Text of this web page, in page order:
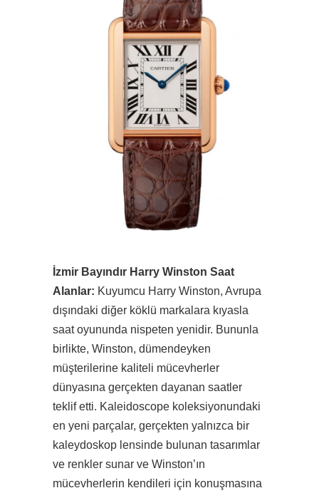
İzmir Bayındır Harry Winston Saat
Alanlar: Kuyumcu Harry Winston, Avrupa
dışındaki diğer köklü markalara kıyasla
saat oyununda nispeten yenidir. Bununla
birlikte, Winston, dümendeyken
müşterilerine kaliteli mücevherler
dünyasına gerçekten dayanan saatler
teklif etti. Kaleidoscope koleksiyonundaki
en yeni parçalar, gerçekten yalnızca bir
kaleydoskop lensinde bulunan tasarımlar
ve renkler sunar ve Winston’ın
mücevherlerin kendileri için konuşmasına